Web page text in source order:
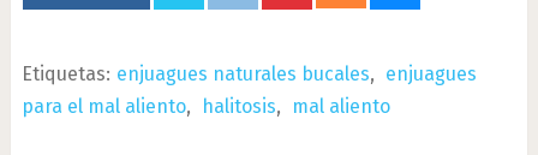
Etiquetas: enjuagues naturales bucales, enjuagues
para el mal aliento, halitosis, mal aliento